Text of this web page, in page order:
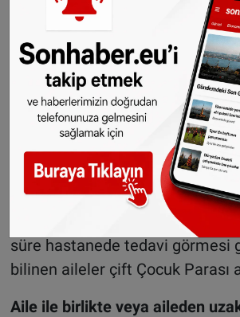
yaşayan çocuğu olan aileler,
masrafları devlet tarafından
Çocuk Parası alabiliyor. Bu
Süreli Bakım Yasası (Wet
Wlz), Gençlik Yasası (Jeugdwet)
Sigortası yardımları geçerli oluyor.
Uzun süreli hastaneye yatış
Çocuğu 6 aydan uzun süredir
veya hastaneye yatışında 6
süre hastanede tedavi görmesi
bilinen aileler çift Çocuk Parası
Aile ile birlikte veya aileden